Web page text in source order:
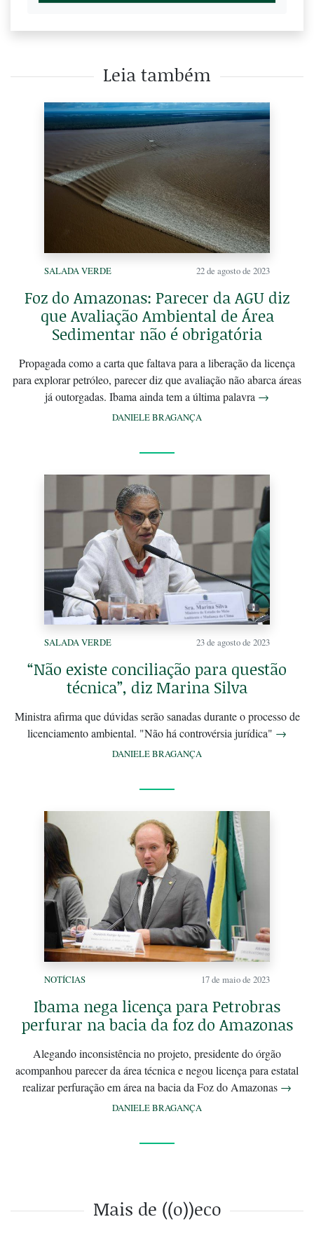
Leia também
SALADA VERDE 22 de agosto de 2023
Foz do Amazonas: Parecer da AGU diz
que Avaliação Ambiental de Área
Sedimentar não é obrigatória
Propagada como a carta que faltava para a liberação da licença
para explorar petróleo, parecer diz que avaliação não abarca áreas
já outorgadas. Ibama ainda tem a última palavra →
DANIELE BRAGANÇA
SALADA VERDE 23 de agosto de 2023
“Não existe conciliação para questão
técnica”, diz Marina Silva
Ministra afirma que dúvidas serão sanadas durante o processo de
licenciamento ambiental. "Não há controvérsia jurídica" →
DANIELE BRAGANÇA
NOTÍCIAS 17 de maio de 2023
Ibama nega licença para Petrobras
perfurar na bacia da foz do Amazonas
Alegando inconsistência no projeto, presidente do órgão
acompanhou parecer da área técnica e negou licença para estatal
realizar perfuração em área na bacia da Foz do Amazonas →
DANIELE BRAGANÇA
Mais de ((o))eco